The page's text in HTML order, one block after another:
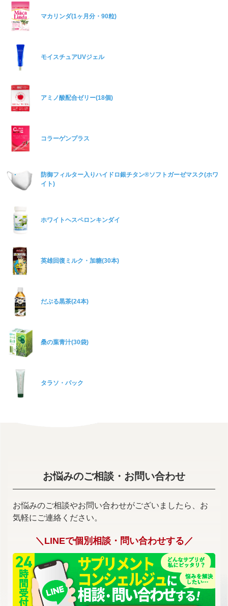
マカリンダ(1ヶ月分・90粒)
モイスチュアUVジェル
アミノ酸配合ゼリー(18個)
コラーゲンプラス
防御フィルター入りハイドロ銀チタン®ソフトガーゼマスク(ホワ
イト)
ホワイトヘスペロンキンダイ
英雄回復ミルク・加糖(30本)
だぶる黒茶(24本)
桑の葉青汁(30袋)
タラソ・パック
お悩みのご相談・お問い合わせ
お悩みのご相談やお問い合わせがございましたら、お
気軽にご連絡ください。
＼LINEで個別相談・問い合わせする／